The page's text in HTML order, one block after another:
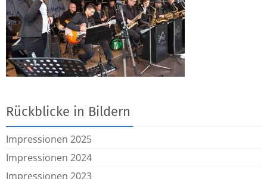
Rückblicke in Bildern
Impressionen 2025
Impressionen 2024
Impressionen 2023